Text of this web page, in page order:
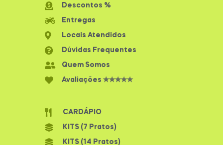
Descontos %
Entregas
Locais Atendidos
Dúvidas Frequentes
Quem Somos
Avaliações ✮✮✮✮✮
CARDÁPIO
KITS (7 Pratos)
KITS (14 Pratos)